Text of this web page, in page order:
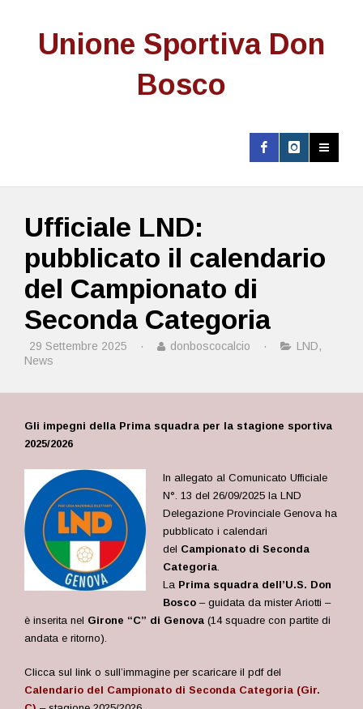
Unione Sportiva Don
Bosco
Ufficiale LND:
pubblicato il calendario
del Campionato di
Seconda Categoria
29 Settembre 2025 · donboscocalcio · LND,
News
Gli impegni della Prima squadra per la stagione sportiva
2025/2026
In allegato al Comunicato Ufficiale
N°. 13 del 26/09/2025la LND
Delegazione Provinciale Genova ha
pubblicato i calendari
del Campionato di Seconda
Categoria.
La Prima squadra dell’U.S. Don
Bosco – guidata da mister Ariotti –
è inserita nel Girone “C” di Genova (14 squadre con partite di
andata e ritorno).
Clicca sul link o sull’immagine per scaricare il pdf del
Calendario del Campionato di Seconda Categoria (Gir.